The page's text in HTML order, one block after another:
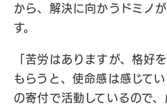
から、解決に向かうドミノ
す。
「苦労はありますが、格好
もらうと、使命感は感じて
の寄付で活動しているので